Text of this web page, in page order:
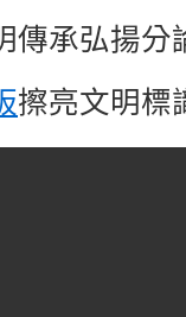
傳承弘揚分
擦亮文明標